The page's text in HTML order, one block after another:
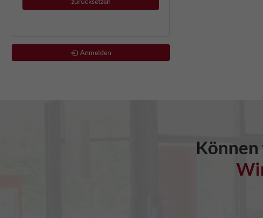
Anmelden